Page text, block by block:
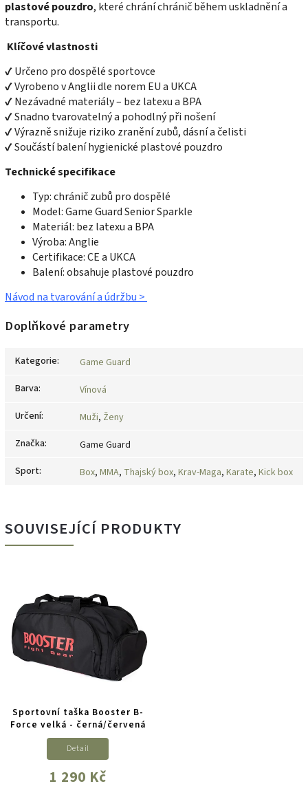
plastové pouzdro, které chrání chránič během uskladnění a
transportu.
Klíčové vlastnosti
✔ Určeno pro dospělé sportovce
✔ Vyrobeno v Anglii dle norem EU a UKCA
✔ Nezávadné materiály – bez latexu a BPA
✔ Snadno tvarovatelný a pohodlný při nošení
✔ Výrazně snižuje riziko zranění zubů, dásní a čelisti
✔ Součástí balení hygienické plastové pouzdro
Technické specifikace
Typ: chránič zubů pro dospělé
Model: Game Guard Senior Sparkle
Materiál: bez latexu a BPA
Výroba: Anglie
Certifikace: CE a UKCA
Balení: obsahuje plastové pouzdro
Návod na tvarování a údržbu >
Doplňkové parametry
Kategorie:
Game Guard
Barva:
Vínová
Určení: Muži, Ženy
Značka:
Game Guard
Sport: Box, MMA, Thajský box, Krav-Maga, Karate, Kick box
SOUVISEJÍCÍ PRODUKTY
Sportovní taška Booster B-
Force velká - černá/červená
1 290 Kč
Detail